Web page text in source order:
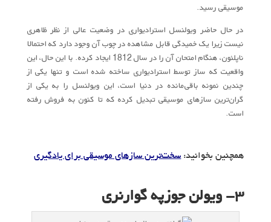
موسیقی رسید.
در حال حاضر ویولنسل استرادیواری در وضعیت عالی از نظر ظاهری
نیست زیرا یک خمیدگی قابل مشاهده در چوب آن وجود دارد که احتمالا
ناپلئون، هنگام امتحان آن را در سال 1812 ایجاد کرده. با این حال، این
واقعیت که ساز توسط استرادیواری ساخته شده است و تنها یکی از
چندین نمونه باقی‌مانده در دنیا است، این ویولنسل را به یکی از
گران‌ترین سازهای موسیقی تبدیل کرده که تا کنون به فروش رفته
است.
همچنین بخوانید:سخت‌ترین سازهای موسیقی برای یادگیری
۳- ویولن جوزپه گوارنری